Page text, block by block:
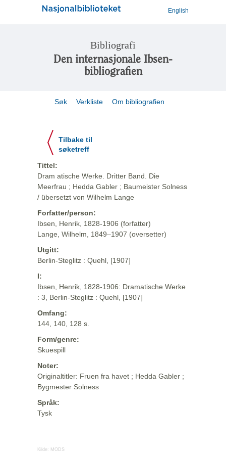
English
Bibliografi
Den internasjonale Ibsen-
bibliografien
Søk Verkliste Om bibliografien
Tilbake til
søketreff
Tittel:
Dram atische Werke. Dritter Band. Die
Meerfrau ; Hedda Gabler ; Baumeister Solness
/ übersetzt von Wilhelm Lange
Forfatter/person:
Ibsen, Henrik, 1828-1906 (forfatter)
Lange, Wilhelm, 1849–1907 (oversetter)
Utgitt:
Berlin-Steglitz : Quehl, [1907]
I:
Ibsen, Henrik, 1828-1906: Dramatische Werke
: 3, Berlin-Steglitz : Quehl, [1907]
Omfang:
144, 140, 128 s.
Form/genre:
Skuespill
Noter:
Originaltitler: Fruen fra havet ; Hedda Gabler ;
Bygmester Solness
Språk:
Tysk
Kilde: MODS